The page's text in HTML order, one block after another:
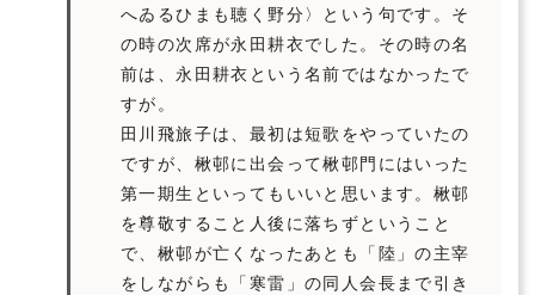
へゐるひまも聴く野分〉 という句です。そ
の時の次席が永田耕衣でした。その時の名
前は、永田耕衣という名前ではなかったで
すが。
田川飛旅子は、最初は短歌をやっていたの
ですが、楸邨に出会って楸邨門にはいった
第一期生といってもいいと思います。楸邨
を尊敬すること人後に落ちずということ
で、楸邨が亡くなったあとも「陸」の主宰
をしながらも「寒雷」の同人会長まで引き